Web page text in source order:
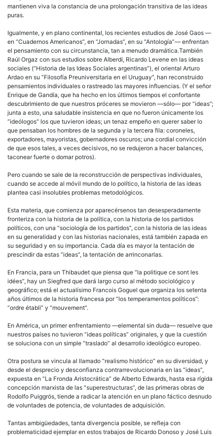
mantienen viva la constancia de una prolongación transitiva de las ideas
puras.
Igualmente, y en plano continental, los recientes estudios de José Gaos —
en “Cuadernos Americanos”, en “Jornadas”, en su “Antología”— enfrentan
el pensamiento con su circunstancia, tan a menudo dramática.También
Raúl Orgaz con sus estudios sobre Alberdi, Ricardo Levene en las ideas
sociales (“Historia de las Ideas Sociales argentinas”), el oriental Arturo
Ardao en su “Filosofía Preuniversitaria en el Uruguay”, han reconstruido
pensamientos individuales o rastreado las mayores influencias. (Y el señor
Enrique de Gandía, que ha hecho en los últimos tiempos el confortante
descubrimiento de que nuestros próceres se movieron —sólo— por “ideas”;
junta a esto, una saludable insistencia en que no fueron únicamente los
“ideólogos” los que tuvieron ideas; un tenaz empeño en querer saber lo
que pensaban los hombres de la segunda y la tercera fila: coroneles,
exportadores, mayoristas, gobernadores oscuros; una cordial convicción
de que esos tales, a veces decisivos, no se redujeron a hacer balances,
taconear fuerte o domar potros).
Pero cuando se sale de la reconstrucción de perspectivas individuales,
cuando se accede al móvil mundo de lo político, la historia de las ideas
plantea casi insolubles problemas metodológicos.
Esta materia, que comienza por aparecérsenos tan desesperadamente
fronteriza con la historia de la política, con la historia de los partidos
políticos, con una “sociología de los partidos”, con la historia de las ideas
en su generalidad y con las historias nacionales, está también zapada en
su seguridad y en su importancia. Cada día es mayor la tentación de
prescindir da estas “ideas”, la tentación de arrinconarlas.
En Francia, para un Thibaudet que piensa que “la politique ce sont les
idées”, hay un Siegfred que dará largo curso al método sociológico y
geográfico; está el actualísimo Francois Goguel que organiza los setenta
años últimos de la historia francesa por “los temperamentos políticos”:
“ordre établi” y “mouvement”.
En América, un primer enfrentamiento —elemental sin duda— resuelve que
nuestros países no tuvieron “ideas políticas” originales, y que la cuestión
se soluciona con un simple “traslado” al desarrollo ideológico europeo.
Otra postura se vincula al llamado “realismo histórico” en su diversidad, y
desde el desprecio y desconfianza contrarrevolucionaria en las “ideas”,
expuesta en “La Fronda Aristocrática” de Alberto Edwards, hasta esa rígida
concepción marxista de las “superestructuras”, de las primeras obras de
Rodolfo Puiggrós, tiende a radicar la atención en un plano fáctico desnudo
de voluntades de potencia, de voluntades de adquisición.
Tantas ambigüedades, tanta divergencia posible, se refleja con
problematicidad ejemplar en estos trabajos de Ricardo Donoso y José Luis